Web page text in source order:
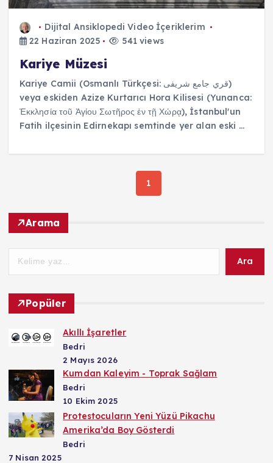
Dijital Ansiklopedi Video İçeriklerim
22 Haziran 2025
541 views
Kariye Müzesi
Kariye Camii (Osmanlı Türkçesi: قري جامع شريفى)
veya eskiden Azize Kurtarıcı Hora Kilisesi (Yunanca:
Ἐκκλησία τοῦ Ἁγίου Σωτῆρος ἐν τῇ Χώρᾳ), İstanbul'un
Fatih ilçesinin Edirnekapı semtinde yer alan eski ...
1
Arama
Ara
Popüler
Akıllı İşaretler
Bedri
2 Mayıs 2026
Kumdan Kaleyim - Toprak Sağlam
Bedri
10 Ekim 2025
Protestocuların Yeni Yüzü Pikachu
Amerika’da Boy Gösterdi
Bedri
7 Nisan 2025